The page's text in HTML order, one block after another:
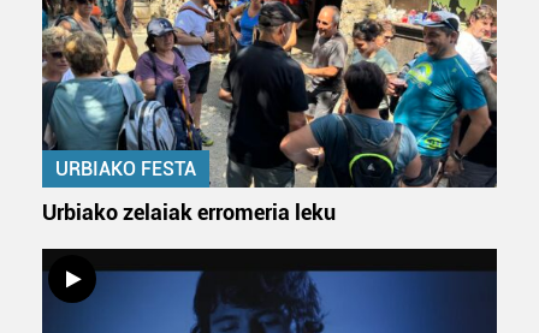
URBIAKO FESTA
Urbiako zelaiak erromeria leku